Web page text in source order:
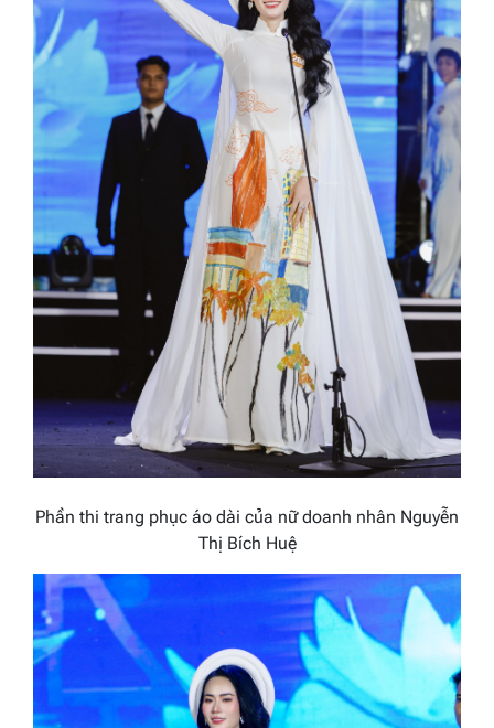
Phần thi trang phục áo dài của nữ doanh nhân Nguyễn
Thị Bích Huệ